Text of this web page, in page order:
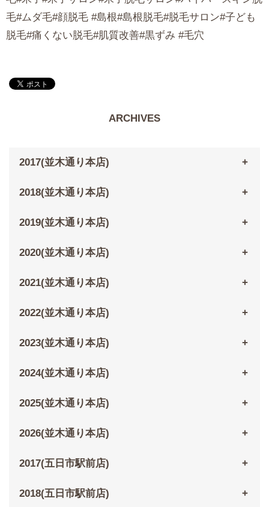
毛#ムダ毛#顔脱毛 #島根#島根脱毛#脱毛サロン#子ども
脱毛#痛くない脱毛#肌質改善#黒ずみ #毛穴
ARCHIVES
2017(並木通り本店)
2018(並木通り本店)
2019(並木通り本店)
2020(並木通り本店)
2021(並木通り本店)
2022(並木通り本店)
2023(並木通り本店)
2024(並木通り本店)
2025(並木通り本店)
2026(並木通り本店)
2017(五日市駅前店)
2018(五日市駅前店)